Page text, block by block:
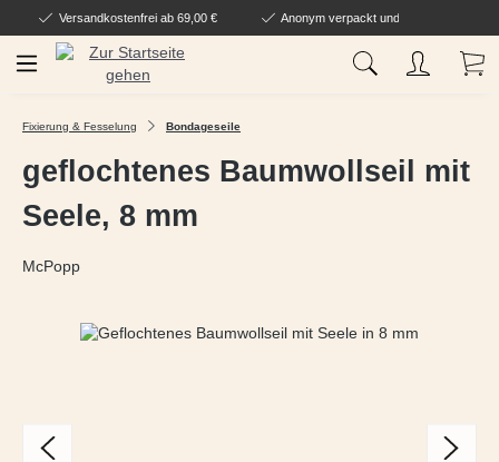
Zum Hauptinhalt springen
Versandkostenfrei ab 69,00 € Anonym verpackt und geliefert
Fixierung & Fesselung Bondageseile
geflochtenes Baumwollseil mit
Seele, 8 mm
McPopp